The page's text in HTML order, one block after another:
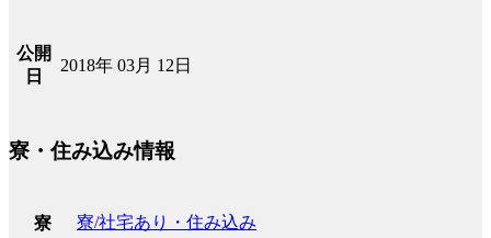
公開
日
2018年 03月 12日
寮・住み込み情報
寮 寮/社宅あり・住み込み